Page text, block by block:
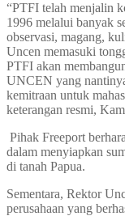
“PTFI telah menjalin
1996 melalui banyak
observasi, magang,
Uncen memasuki
PTFI akan
UNCEN yang
kemitraan untuk
keterangan resmi,
Pihak Freeport
dalam menyiapkan
di tanah Papua.
Sementara, Rektor
perusahaan yang